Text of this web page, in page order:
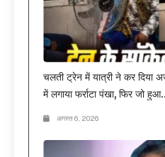
चलती ट्रेन में यात्री ने कर दिया
में लगाया फर्राटा पंखा, फिर जो
अगस्त 6, 2026